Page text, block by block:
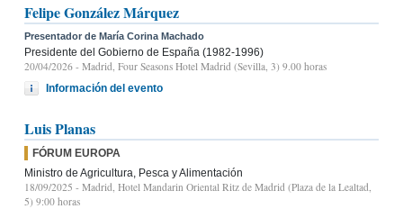
Felipe González Márquez
Presentador de María Corina Machado
Presidente del Gobierno de España (1982-1996)
20/04/2026 - Madrid, Four Seasons Hotel Madrid (Sevilla, 3) 9.00 horas
Información del evento
Luis Planas
FÓRUM EUROPA
Ministro de Agricultura, Pesca y Alimentación
18/09/2025 - Madrid, Hotel Mandarin Oriental Ritz de Madrid (Plaza de la Lealtad,
5) 9:00 horas